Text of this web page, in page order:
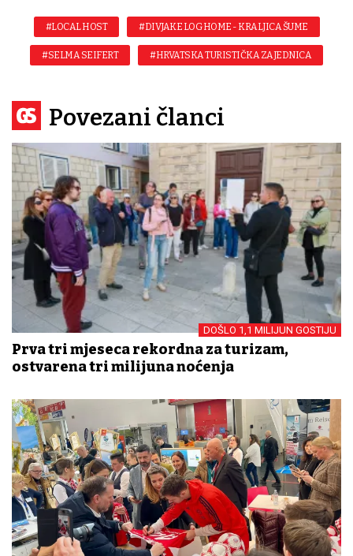
#LOCAL HOST #DIVJAKE LOG HOME - KRALJICA ŠUME
#SELMA SEIFERT #HRVATSKA TURISTIČKA ZAJEDNICA
Povezani članci
DOŠLO 1,1 MILIJUN GOSTIJU
Prva tri mjeseca rekordna za turizam,
ostvarena tri milijuna noćenja